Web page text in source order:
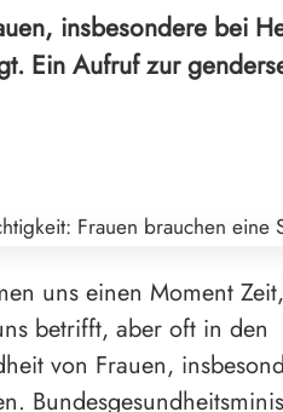
insbesondere bei
Ein Aufruf zur
uns einen Moment
betrifft, aber oft in den
von Frauen,